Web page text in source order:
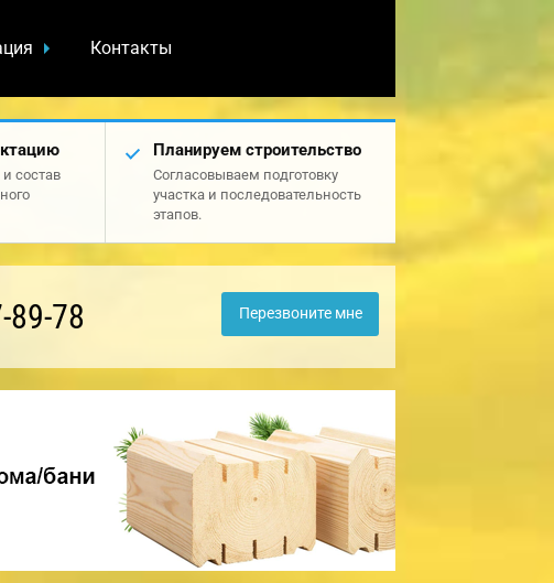
Контакты
состав
Планируем строительство
Согласовываем подготовку
участка и последовательность
этапов.
89-78 Перезвоните мне